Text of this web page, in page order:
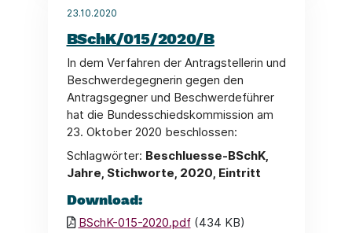
23.10.2020
BSchK/015/2020/B
In dem Verfahren der Antragstellerin und
Beschwerdegegnerin gegen den
Antragsgegner und Beschwerdeführer
hat die Bundesschiedskommission am
23. Oktober 2020 beschlossen:
Schlagwörter: Beschluesse-BSchK,
Jahre, Stichworte, 2020, Eintritt
Download:
BSchK-015-2020.pdf(434 KB)